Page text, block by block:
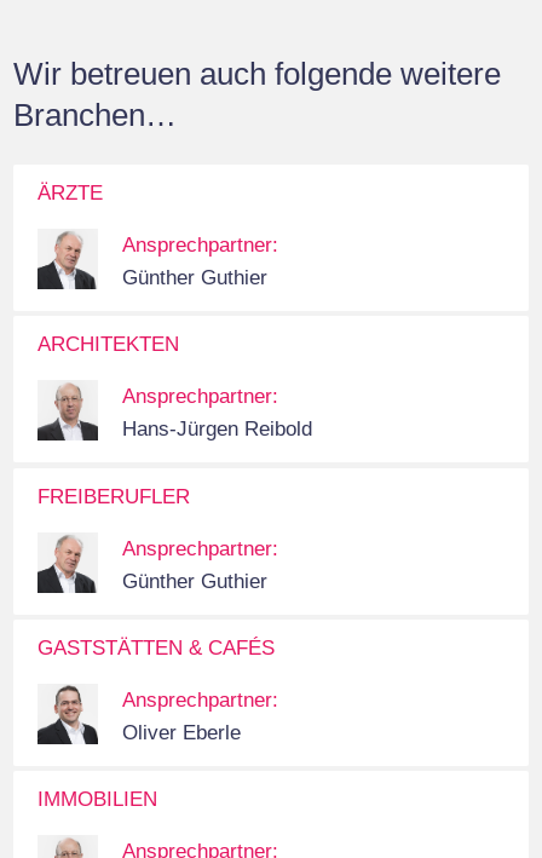
Wir betreuen auch folgende weitere
Branchen…
ÄRZTE
Ansprechpartner:
Günther Guthier
ARCHITEKTEN
Ansprechpartner:
Hans-Jürgen Reibold
FREIBERUFLER
Ansprechpartner:
Günther Guthier
GASTSTÄTTEN & CAFÉS
Ansprechpartner:
Oliver Eberle
IMMOBILIEN
Ansprechpartner: